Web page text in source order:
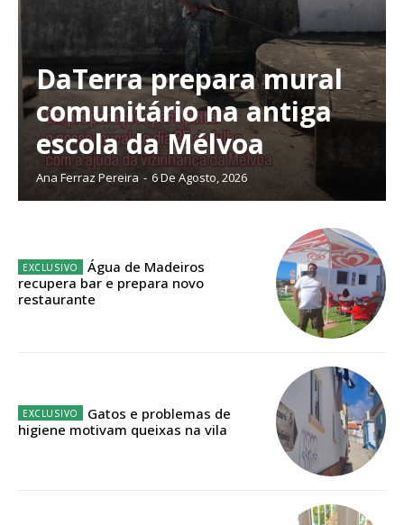
Planos de Assinatura
Sendo assinante terá acesso a todos os conteúdos exclusivos e versões
digitais.
Escolha o plano de assinatura desejado:
ASSINATURA
IMPRESSA
DaTerra prepara mural
comunitário na antiga
escola da Mélvoa
Ana Ferraz Pereira - 6 De Agosto, 2026
Água de Madeiros
recupera bar e prepara novo
restaurante
Gatos e problemas de
higiene motivam queixas na vila